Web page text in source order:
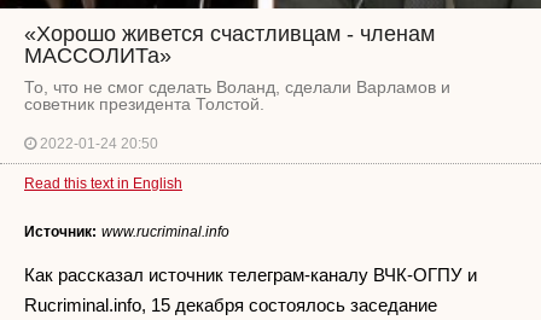
«Хорошо живется счастливцам - членам
МАССОЛИТа»
То, что не смог сделать Воланд, сделали Варламов и
советник президента Толстой.
2022-01-24 20:50
Read this text in English
Источник: www.rucriminal.info
Как рассказал источник телеграм-каналу ВЧК-ОГПУ и
Rucriminal.info, 15 декабря состоялось заседание